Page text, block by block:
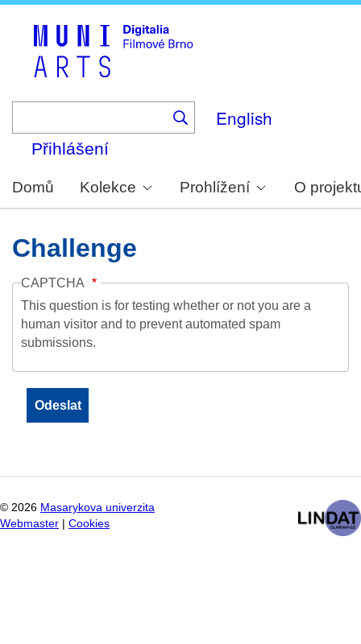
English
Přihlášení
Domů Kolekce Prohlížení O
Challenge
CAPTCHA
This question is for testing whether or not you are a
human visitor and to prevent automated spam
submissions.
© 2026 Masarykova univerzita
Webmaster
Cookies